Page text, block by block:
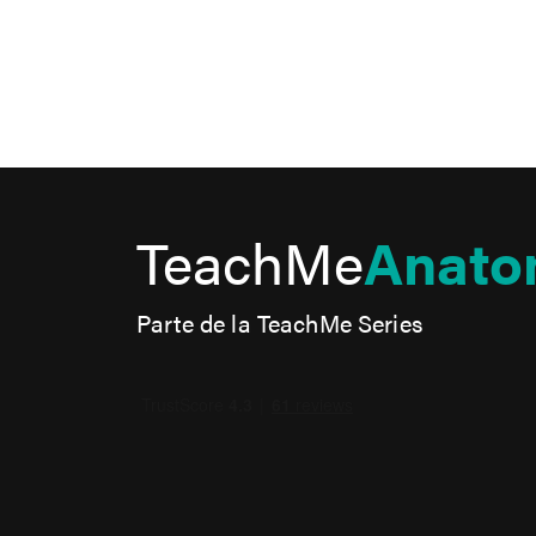
TeachMe
Parte de la TeachMe Series